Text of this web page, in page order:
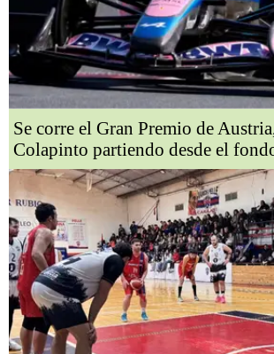
Se corre el Gran Premio de
Colapinto partiendo desde el